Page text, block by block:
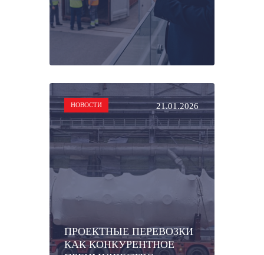
НОВОСТИ 21.01.2026
ПРОЕКТНЫЕ ПЕРЕВОЗКИ
КАК КОНКУРЕНТНОЕ